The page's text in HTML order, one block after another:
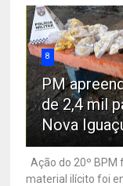
8
PM
de 2,4 mil
Nova
Ação do 20º BPM
material ilícito foi